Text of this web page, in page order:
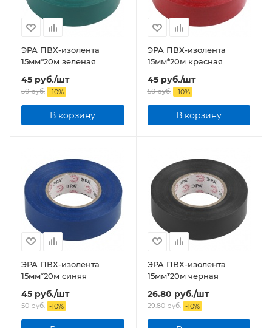
ЭРА ПВХ-изолента
15мм*20м зеленая
45 руб./шт
50руб. -10%
В корзину
ЭРА ПВХ-изолента
15мм*20м красная
45руб./шт
50руб. -10%
В корзину
ЭРА ПВХ-изолента
15мм*20м синяя
45 руб./шт
50руб. -10%
ЭРА ПВХ-изолента
15мм*20м черная
26.80 руб./шт
29.80руб. -10%